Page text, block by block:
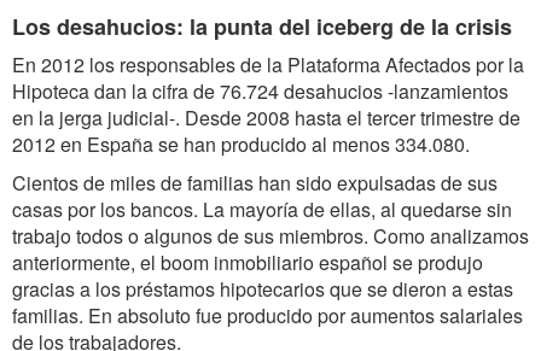
Los desahucios: la punta del iceberg de la crisis
En 2012 los responsables de la Plataforma Afectados por la
Hipoteca dan la cifra de 76.724 desahucios -lanzamientos
en la jerga judicial-. Desde 2008 hasta el tercer trimestre de
2012 en España se han producido al menos 334.080.
Cientos de miles de familias han sido expulsadas de sus
casas por los bancos. La mayoría de ellas, al quedarse sin
trabajo todos o algunos de sus miembros. Como analizamos
anteriormente, el boom inmobiliario español se produjo
gracias a los préstamos hipotecarios que se dieron a estas
familias. En absoluto fue producido por aumentos salariales
de los trabajadores.